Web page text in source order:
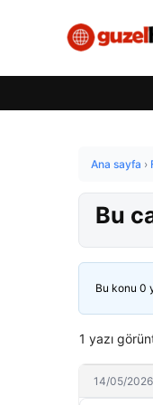
Ana sayfa ›
Bu
Bu konu 0
1 yazı
14/05/